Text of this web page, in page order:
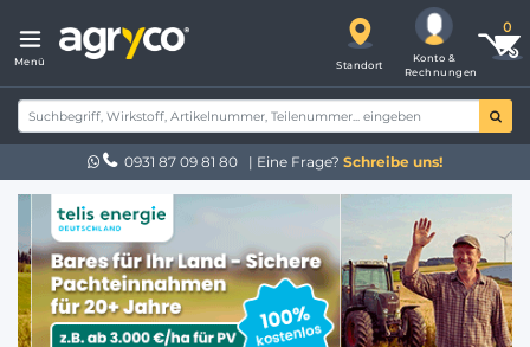
Menü Standort
Konto &
Rechnungen
0931 87 09 81 80 | Eine Frage? Schreibe uns!